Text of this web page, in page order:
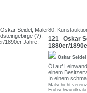
80.
121 Oskar
1880er/
Oskar Seidel
Öl auf
einem
In einem
Malschicht